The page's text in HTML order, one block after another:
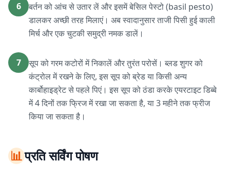
6
बर्तन को आंच से उतार लें और इसमें बेसिल पेस्टो (basil pesto)
डालकर अच्छी तरह मिलाएं। अब स्वादानुसार ताजी पिसी हुई काली
मिर्च और एक चुटकी समुद्री नमक डालें।
7
सूप को गरम कटोरों में निकालें और तुरंत परोसें। ब्लड शुगर को
कंट्रोल में रखने के लिए, इस सूप को ब्रेड या किसी अन्य
कार्बोहाइड्रेट से पहले पिएं। इस सूप को ठंडा करके एयरटाइट डिब्बे
में 4 दिनों तक फ्रिज में रखा जा सकता है, या 3 महीने तक फ्रीज
किया जा सकता है।
📊प्रति सर्विंग पोषण